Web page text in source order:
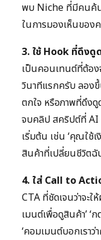
พบ Niche ที่มีคนค้น
ในการมองเห็นขอ
3. ใช้ Hook ที่ดึงดู
เป็นคอนเทนต์ที่ต้อง
วินาทีแรกครับ ลอง
ตกใจ หรือภาพที่ดึงดู
จบคลิป สคริปต์ที่ AI
เริ่มต้น เช่น ‘คุณใช้
สินค้าที่เปลี่ยนชีวิตฉั
4. ใส่ Call to
CTA ที่ชัดเจนว่าจะ
เมนต์เพื่อดูสินค้า’ ‘
‘คอมเมนต์บอกเราว่